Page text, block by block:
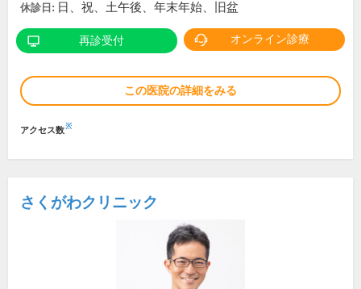
休診日: 日、祝、土午後、年末年始、旧盆
再診受付 オンライン診療
この医院の詳細をみる
アクセス数※
さくがわクリニック